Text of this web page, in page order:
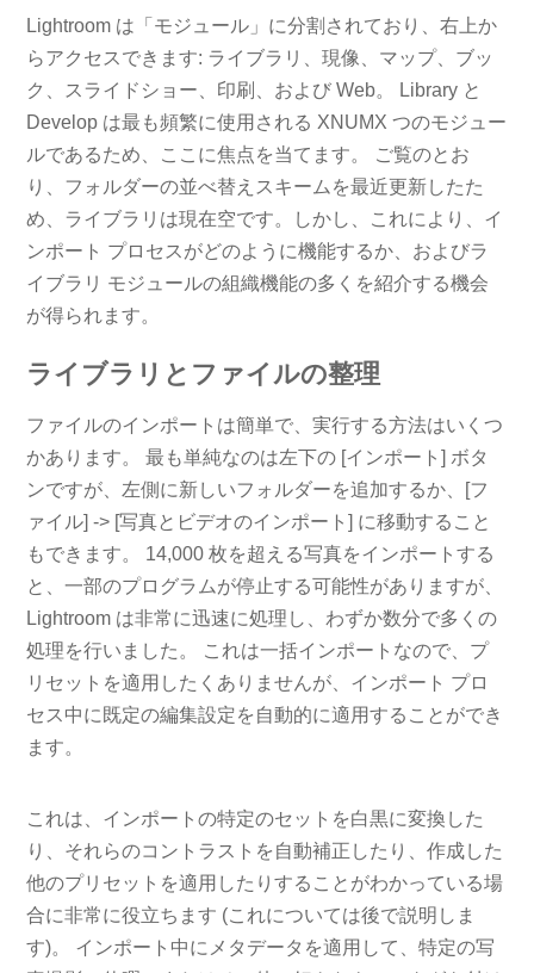
Lightroom は「モジュール」に分割されており、右上か
らアクセスできます: ライブラリ、現像、マップ、ブッ
ク、スライドショー、印刷、および Web。 Library と
Develop は最も頻繁に使用される XNUMX つのモジュー
ルであるため、ここに焦点を当てます。 ご覧のとお
り、フォルダーの並べ替えスキームを最近更新したた
め、ライブラリは現在空です。しかし、これにより、イ
ンポート プロセスがどのように機能するか、およびラ
イブラリ モジュールの組織機能の多くを紹介する機会
が得られます。
ライブラリとファイルの整理
ファイルのインポートは簡単で、実行する方法はいくつ
かあります。 最も単純なのは左下の [インポート] ボタ
ンですが、左側に新しいフォルダーを追加するか、[フ
ァイル] -> [写真とビデオのインポート] に移動すること
もできます。 14,000 枚を超える写真をインポートする
と、一部のプログラムが停止する可能性がありますが、
Lightroom は非常に迅速に処理し、わずか数分で多くの
処理を行いました。 これは一括インポートなので、プ
リセットを適用したくありませんが、インポート プロ
セス中に既定の編集設定を自動的に適用することができ
ます。
これは、インポートの特定のセットを白黒に変換した
り、それらのコントラストを自動補正したり、作成した
他のプリセットを適用したりすることがわかっている場
合に非常に役立ちます (これについては後で説明しま
す)。 インポート中にメタデータを適用して、特定の写